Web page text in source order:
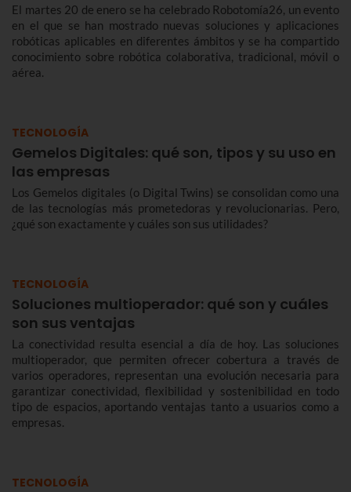
El martes 20 de enero se ha celebrado Robotomía26, un evento
en el que se han mostrado nuevas soluciones y aplicaciones
robóticas aplicables en diferentes ámbitos y se ha compartido
conocimiento sobre robótica colaborativa, tradicional, móvil o
aérea.
TECNOLOGÍA
Gemelos Digitales: qué son, tipos y su uso en
las empresas
Los Gemelos digitales (o Digital Twins) se consolidan como una
de las tecnologías más prometedoras y revolucionarias. Pero,
¿qué son exactamente y cuáles son sus utilidades?
TECNOLOGÍA
Soluciones multioperador: qué son y cuáles
son sus ventajas
La conectividad resulta esencial a día de hoy. Las soluciones
multioperador, que permiten ofrecer cobertura a través de
varios operadores, representan una evolución necesaria para
garantizar conectividad, flexibilidad y sostenibilidad en todo
tipo de espacios, aportando ventajas tanto a usuarios como a
empresas.
TECNOLOGÍA